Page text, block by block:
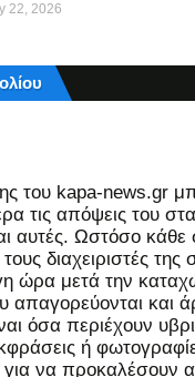
22, 2026
του kapa-news.gr
τις απόψεις του
αυτές. Ωστόσο κάθε
διαχειριστές της
ώρα μετά την
απαγορεύονται και
όσα περιέχουν
ή
για να προκαλέσουν